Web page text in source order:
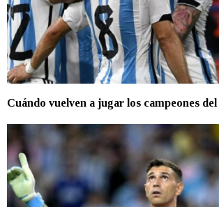
Cuándo vuelven a jugar los campeones